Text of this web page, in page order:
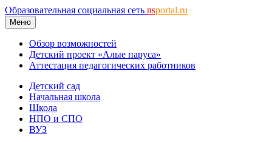
Образовательная социальная сеть nsportal.ru
Меню
Обзор возможностей
Детский проект «Алые паруса»
Аттестация педагогических работников
Детский сад
Начальная школа
Школа
НПО и СПО
ВУЗ